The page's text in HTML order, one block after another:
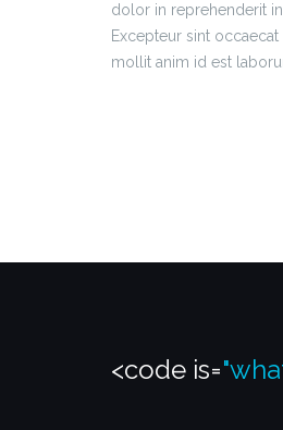
dolor in reprehenderit
Excepteur sint
mollit anim id est
<code is="life"